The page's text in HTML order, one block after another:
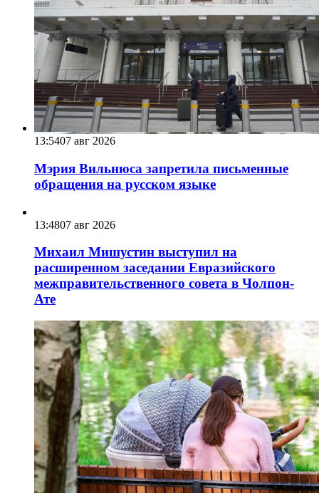
13:5407 авг 2026
Мэрия Вильнюса запретила письменные
обращения на русском языке
13:4807 авг 2026
Михаил Мишустин выступил на
расширенном заседании Евразийского
межправительственного совета в Чолпон-
Ате